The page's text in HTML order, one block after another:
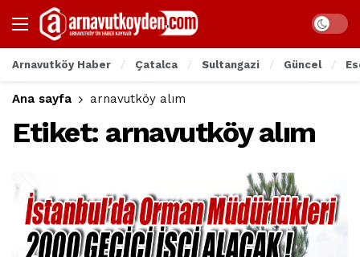
Arnavutköy Haber Çatalca Sultangazi Güncel
Ana sayfa arnavutköy alım
Etiket: arnavutköy alım